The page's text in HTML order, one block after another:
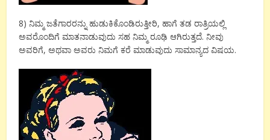
8) ನಿಮ್ಮ ಜತೆಗಾರರನ್ನು ಹುಡುಕಿಕೊಂಡಿರುತ್ತೀರಿ, ಹಾಗೆ ತಡ ರಾತ್ರಿಯಲ್ಲಿ
ಅವರೊಂದಿಗೆ ಮಾತನಾಡುವುದು ಸಹ ನಿಮ್ಮ ರೂಢಿ ಆಗಿರುತ್ತದೆ. ನೀವು
ಅವರಿಗೆ, ಅಥವಾ ಅವರು ನಿಮಗೆ ಕರೆ ಮಾಡುವುದು ಸಾಮಾನ್ಯದ ವಿಷಯ.